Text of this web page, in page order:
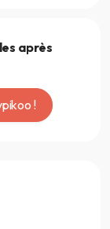
après
!